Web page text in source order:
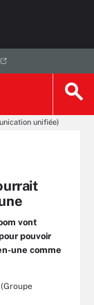
unifiée)
vont
pouvoir
une comme